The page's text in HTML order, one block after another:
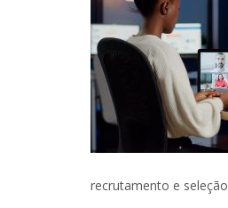
recrutamento e seleção